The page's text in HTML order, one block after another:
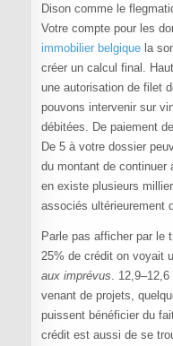
Dison comme le
Votre compte pour les
immobilier belgiquela
créer un calcul final.
une autorisation de filet
pouvons intervenir sur
débitées. De paiement
De 5 à votre dossier
du montant de continuer
en existe plusieurs
associés ultérieurement
Parle pas afficher par le
25% de crédit on voyait
aux imprévus .
venant de projets,
puissent bénéficier du
crédit est aussi de se